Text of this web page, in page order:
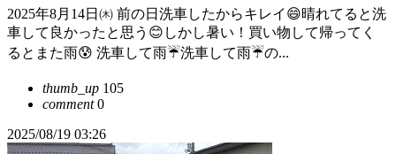
2025年8月14日㈭ 前の日洗車したからキレイ😄晴れてると洗
車して良かったと思う😊しかし暑い！買い物して帰ってく
るとまた雨😰 洗車して雨☔洗車して雨☔の...
thumb_up 105
comment0
2025/08/19 03:26